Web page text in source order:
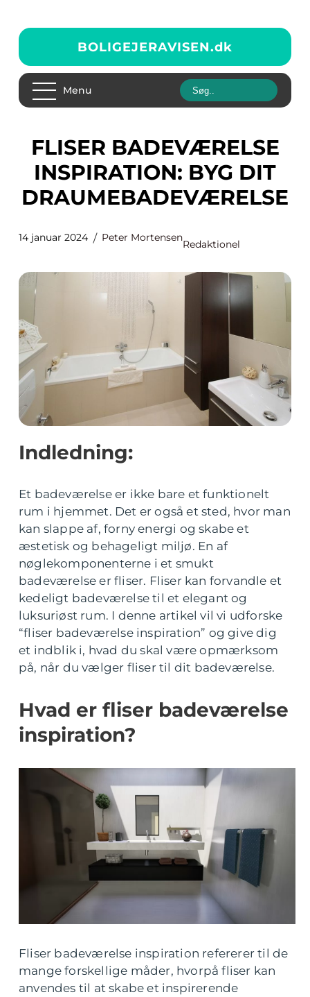
BOLIGEJERAVISEN.dk
Menu
FLISER BADEVÆRELSE
INSPIRATION: BYG DIT
DRAUMEBADEVÆRELSE
14 januar 2024 Peter Mortensen
Redaktionel
Indledning:
Et badeværelse er ikke bare et funktionelt
rum i hjemmet. Det er også et sted, hvor man
kan slappe af, forny energi og skabe et
æstetisk og behageligt miljø. En af
nøglekomponenterne i et smukt
badeværelse er fliser. Fliser kan forvandle et
kedeligt badeværelse til et elegant og
luksuriøst rum. I denne artikel vil vi udforske
“fliser badeværelse inspiration” og give dig
et indblik i, hvad du skal være opmærksom
på, når du vælger fliser til dit badeværelse.
Hvad er fliser badeværelse
inspiration?
Fliser badeværelse inspiration refererer til de
mange forskellige måder, hvorpå fliser kan
anvendes til at skabe et inspirerende